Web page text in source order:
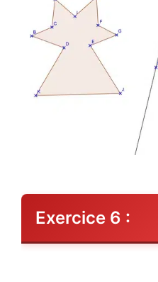
Exercice 6 :